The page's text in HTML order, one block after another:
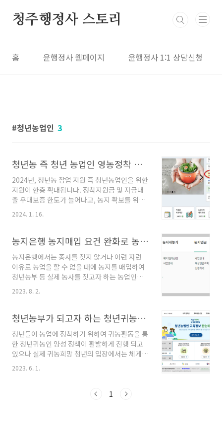
청주행정사 스토리
홈 윤행정사 웹페이지 윤행정사 1:1 상담신청
청년농업인 3
청년농 즉 청년 농업인 영농정착 지원사업을 농림사업정보시스템에서 신청하세요
2024년, 청년농 찹업 지원 즉 청년농업인을 위한
지원이 한층 확대됩니다. 정착지원금 및 자금대
출 우대보증 한도가 늘어나고, 농지 확보를 위한
맞춤형 농지지원 예산이 크게 늘어날 예정이며
그 지원 대상 인원도 크게 늘렸습니다.지원내용
시스템 바로가기에서 신청 하세요. 영농정착 지
원금을 받을 수 있는 청년농업인의 수는 지난해
4000명보다 1000명 더 많은 5000명으로 확대
됩니다. 그리고 청년농 창업자 청년농업인에 대
한 자금대출 우대보증 한도가 5억 원으로 늘어나
맞춤형 농지지원 예산이 2023년 대비 45% 확대
될 예정이..
2024. 1. 16.
농지은행 농지매입 요건 완화로 농지임대를 통한 청년농부 지원 강화, 농지연금 개편등 안내.
농지은행에서는 종사를 짓지 않거나 이런 자런
이유로 농업을 할 수 없을 때에 농지를 매입하여
청년농부 등 실제 농사를 짓고자 하는 농업인들
에게 임대를 합니다. 이번에 관련 법 개정으로 농
지은행 에서 매입할 수 있는 농지의 범위가 확대
해 보았습니다. 목차 농림축산식품부, 한국농어
축산식품부(농식품부)는 한국농어촌공사 및 농
지관리기금법 시행령과 시행규칙을 개정했습니
다. 주요 개정 내용은 아래와 같습니다. 농지은행
의 매입 대상 확대 청년농 등에게 공급하기 위해
인 소유농지, 국·공유지까지 포함시킵니다. 즉,
2023. 8. 2.
청년농부가 되고자 하는 청년귀농인에 대한 농림축산식품부의 농업교육 지원 정보
청년들이 농업에 정착하기 위하여 귀농활동을 통
한 청년귀농인 양성 정책이 활발하게 진행 되고
있으나 실제 귀농희망 청년의 입장에서는 체게적
인 농업기술을 배울 곳이 마땅치 않은 것이 현실
입니다. 이러한 점을 감안하여 정부에서는 농림
에서 여러가지 강의를 진행하고 있는데 이에 대
2023. 6. 1.
1